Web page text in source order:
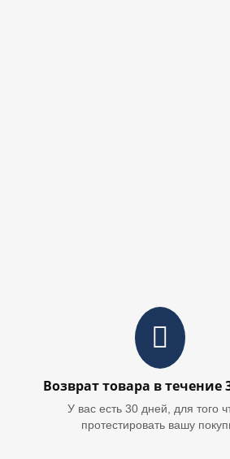
Возврат товара в течение
У вас есть 30 дней, для того
протестировать вашу